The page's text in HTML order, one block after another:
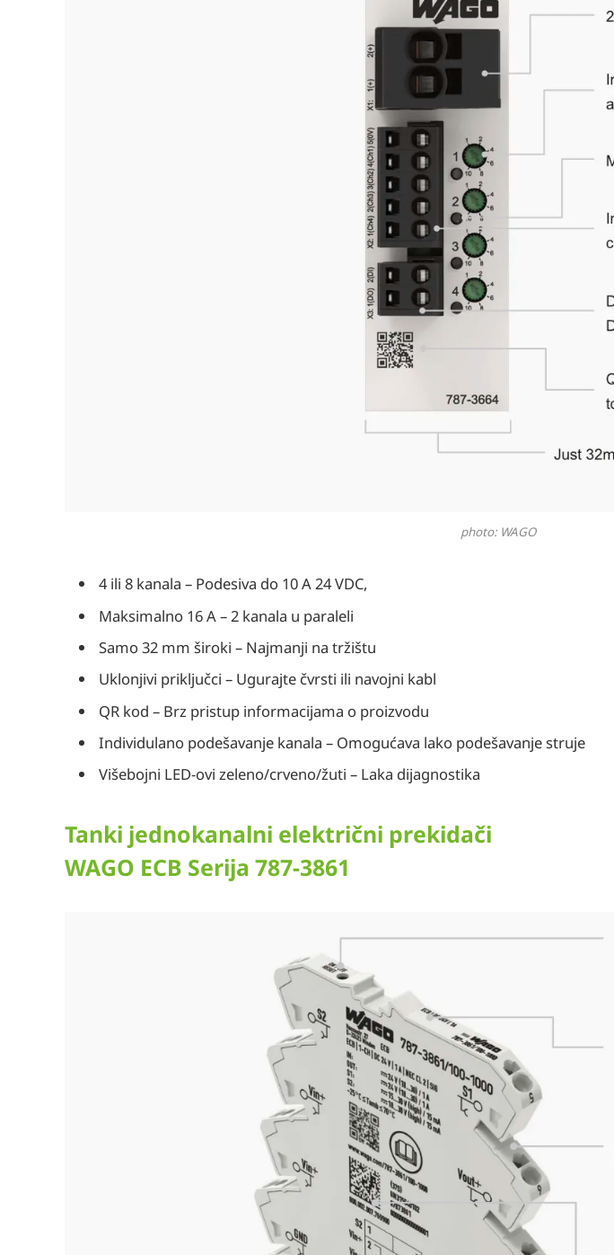
photo: WAGO
4 ili 8 kanala – Podesiva do 10 A 24 VDC,
Maksimalno 16 A – 2 kanala u paraleli
Samo 32 mm široki – Najmanji na tržištu
Uklonjivi priključci – Ugurajte čvrsti ili navojni kabl
QR kod – Brz pristup informacijama o proizvodu
Individulano podešavanje kanala – Omogućava lako podešavanje struje
Višebojni LED-ovi zeleno/crveno/žuti – Laka dijagnostika
Tanki jednokanalni električni prekidači
WAGO ECB Serija 787-3861